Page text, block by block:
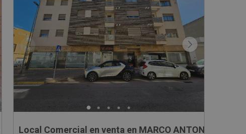
Local Comercial en venta en MARCO ANTONIO ORTI,